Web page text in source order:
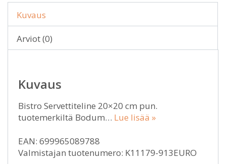
Kuvaus
Arviot (0)
Kuvaus
Bistro Servettiteline 20×20 cm pun.
tuotemerkiltä Bodum… Lue lisää »
EAN: 699965089788
Valmistajan tuotenumero: K11179-913EURO